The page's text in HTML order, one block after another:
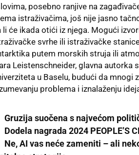
posebno ranjive na
istraživačima, još nije jasno
li će ikada otići iz njega. Mogući
svrhe ili istraživačke
putem morskih struja ili
Leistenschneider, glavna
u Baselu, budući da
problema i iznalaženju
Gruzija suočena s najvećom
Dodela nagrada 2024 PEOPLE’S
Ne, AI vas neće zameniti – ali